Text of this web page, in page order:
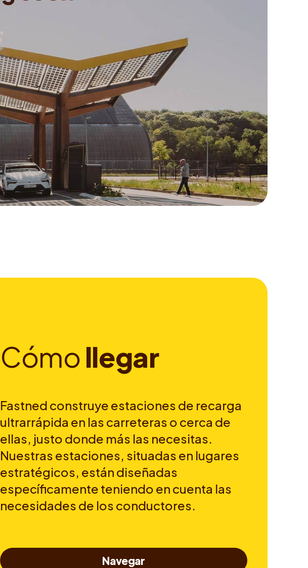
Cómollegar
Fastned construye estaciones de recarga
ultrarrápida en las carreteras o cerca de
ellas, justo donde más las necesitas.
Nuestras estaciones, situadas en lugares
estratégicos, están diseñadas
específicamente teniendo en cuenta las
necesidades de los conductores.
Navegar